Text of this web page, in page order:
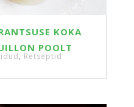
KOKA
POOLT
, Retseptid